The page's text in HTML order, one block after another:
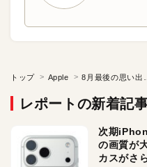
トップ Apple
レポートの新着記
次期
の画質が
カスがさ